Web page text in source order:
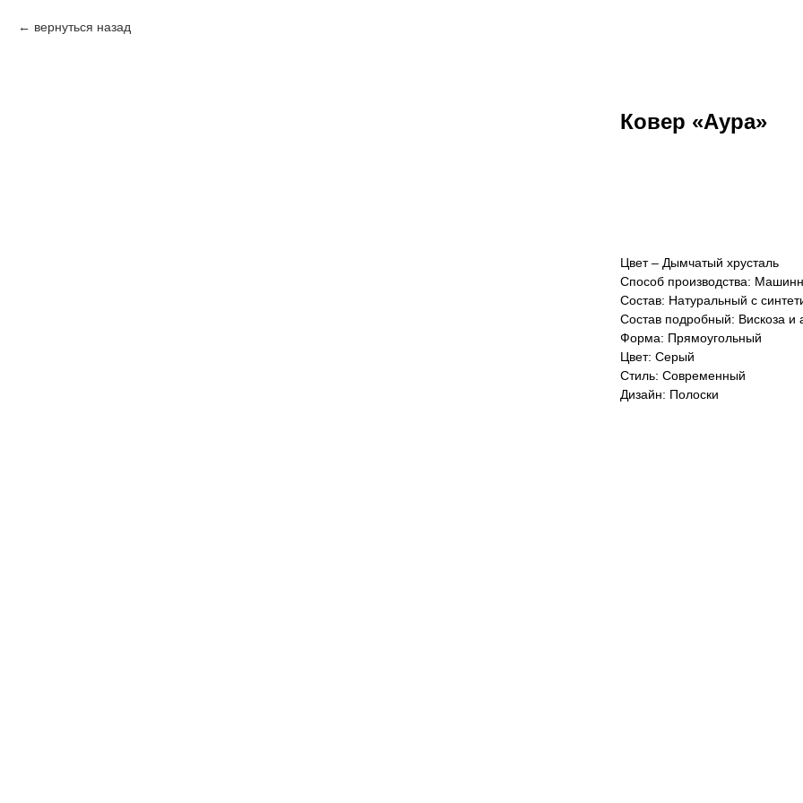
вернуться назад
Ковер «Аура»
Цвет – Дымчатый хрусталь
Способ производства:
Состав: Натуральный с
Состав подробный: Вискоза и
Форма: Прямоугольный
Цвет: Серый
Стиль: Современный
Дизайн: Полоски